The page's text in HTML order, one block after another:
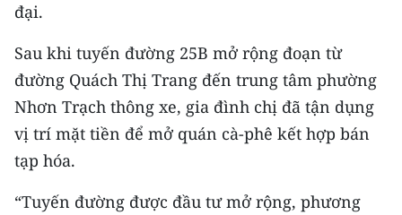
MEDIA CENTER
E-Magazine
Video
Media Chính trị
đại.
Sau khi tuyến đường 25B mở rộng đoạn từ
đường Quách Thị Trang đến trung tâm phường
Nhơn Trạch thông xe, gia đình chị đã tận dụng
vị trí mặt tiền để mở quán cà-phê kết hợp bán
tạp hóa.
“Tuyến đường được đầu tư mở rộng, phương